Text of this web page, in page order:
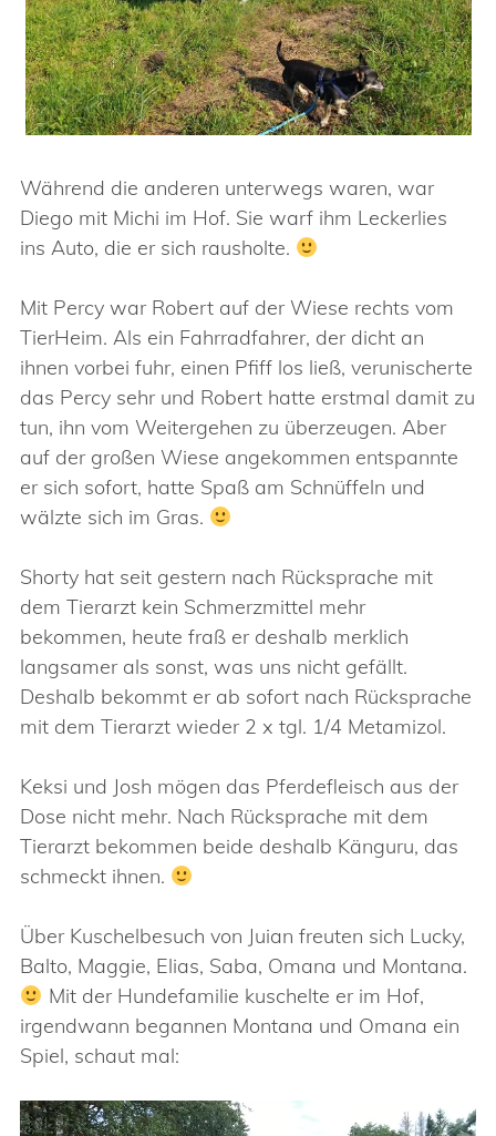
Während die anderen unterwegs waren, war
Diego mit Michi im Hof. Sie warf ihm Leckerlies
ins Auto, die er sich rausholte.
Mit Percy war Robert auf der Wiese rechts vom
TierHeim. Als ein Fahrradfahrer, der dicht an
ihnen vorbei fuhr, einen Pfiff los ließ, verunischerte
das Percy sehr und Robert hatte erstmal damit zu
tun, ihn vom Weitergehen zu überzeugen. Aber
auf der großen Wiese angekommen entspannte
er sich sofort, hatte Spaß am Schnüffeln und
wälzte sich im Gras.
Shorty hat seit gestern nach Rücksprache mit
dem Tierarzt kein Schmerzmittel mehr
bekommen, heute fraß er deshalb merklich
langsamer als sonst, was uns nicht gefällt.
Deshalb bekommt er ab sofort nach Rücksprache
mit dem Tierarzt wieder 2 x tgl. 1/4 Metamizol.
Keksi und Josh mögen das Pferdefleisch aus der
Dose nicht mehr. Nach Rücksprache mit dem
Tierarzt bekommen beide deshalb Känguru, das
schmeckt ihnen.
Über Kuschelbesuch von Juian freuten sich Lucky,
Balto, Maggie, Elias, Saba, Omana und Montana.
Mit der Hundefamilie kuschelte er im Hof,
irgendwann begannen Montana und Omana ein
Spiel, schaut mal:
Video-